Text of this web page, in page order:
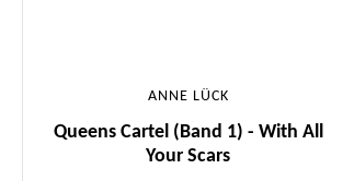
ANNE LÜCK
Queens Cartel (Band 1) - With All
Your Scars